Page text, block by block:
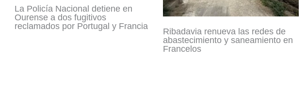
La Policía Nacional detiene en
Ourense a dos fugitivos
reclamados por Portugal y Francia
Ribadavia renueva las redes de
abastecimiento y saneamiento en
Francelos